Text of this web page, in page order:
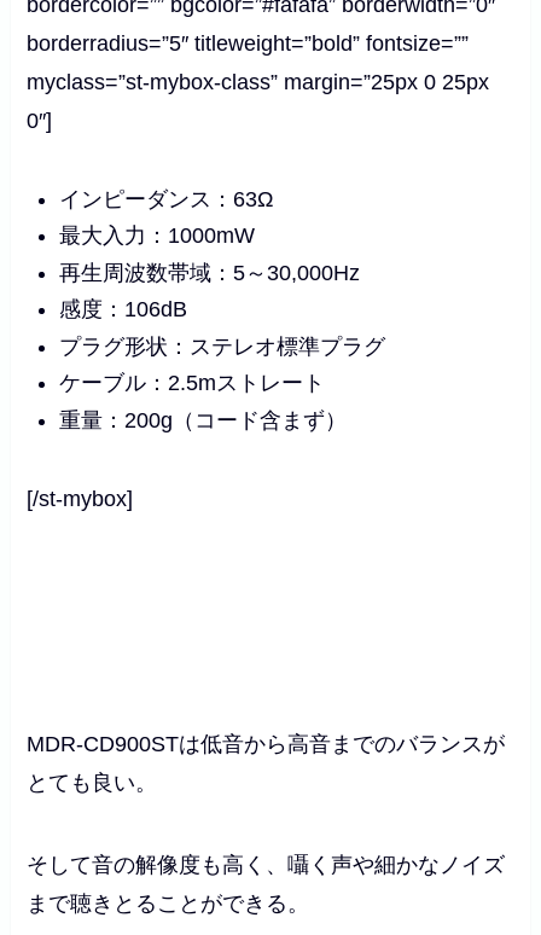
bordercolor=”” bgcolor=”#fafafa” borderwidth=”0″
borderradius=”5″ titleweight=”bold” fontsize=””
myclass=”st-mybox-class” margin=”25px 0 25px
0″]
インピーダンス：63Ω
最大入力：1000mW
再生周波数帯域：5～30,000Hz
感度：106dB
プラグ形状：ステレオ標準プラグ
ケーブル：2.5mストレート
重量：200g（コード含まず）
[/st-mybox]
MDR-CD900STは低音から高音までのバランスが
とても良い。
そして音の解像度も高く、囁く声や細かなノイズ
まで聴きとることができる。